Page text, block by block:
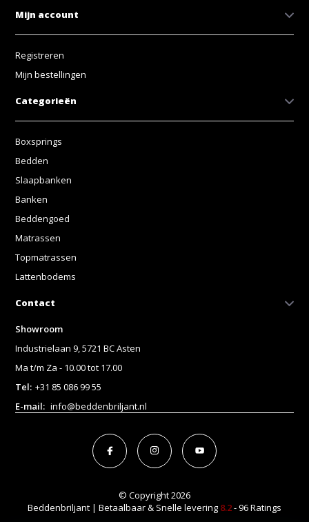
Mijn account
Registreren
Mijn bestellingen
Categorieën
Boxsprings
Bedden
Slaapbanken
Banken
Beddengoed
Matrassen
Topmatrassen
Lattenbodems
Contact
Showroom
Industrielaan 9, 5721 BC Asten
Ma t/m Za - 10.00 tot 17.00
Tel: +31 85 086 99 55
E-mail: info@beddenbriljant.nl
© Copyright 2026
Beddenbriljant | Betaalbaar & Snelle levering 8.2- 96 Ratings